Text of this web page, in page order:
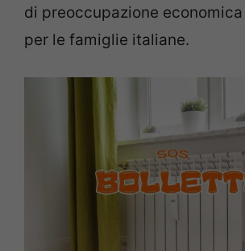
di preoccupazione
per le famiglie italiane.